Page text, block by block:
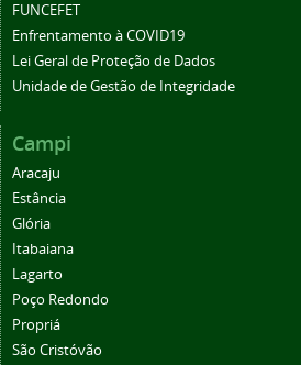
FUNCEFET
Enfrentamento à COVID19
Lei Geral de Proteção de Dados
Unidade de Gestão de Integridade
Campi
Aracaju
Estância
Glória
Itabaiana
Lagarto
Poço Redondo
Propriá
São Cristóvão